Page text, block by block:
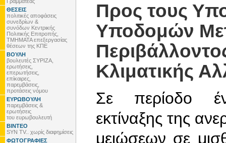
ΘΕΣΕΙΣ
πολιτικές αποφάσεις
συνεδρίων &
συνόδων Κεντρικής
Πολιτικής Επιτροπής,
ΤΜΗΜΑΤΑ επεξεργασίας
θέσεων της ΚΠΕ
ΒΟΥΛΗ
βουλευτές ΣΥΡΙΖΑ,
ερωτήσεις,
επερωτήσεις,
επίκαιρες,
παρεμβάσεις,
προτάσεις νόμου
ΕΥΡΩΒΟΥΛΗ
παρεμβάσεις &
ερωτήσεις
του ευρωβουλευτή
ΒΙΝΤΕΟ
SYN TV.. χωρίς διαφημίσεις
ΦΩΤΟΓΡΑΦΙΕΣ
Προς τους
Υποδομών
Κλιματικής
Σε περίοδο
εκτίναξης της
μειώσεων σε